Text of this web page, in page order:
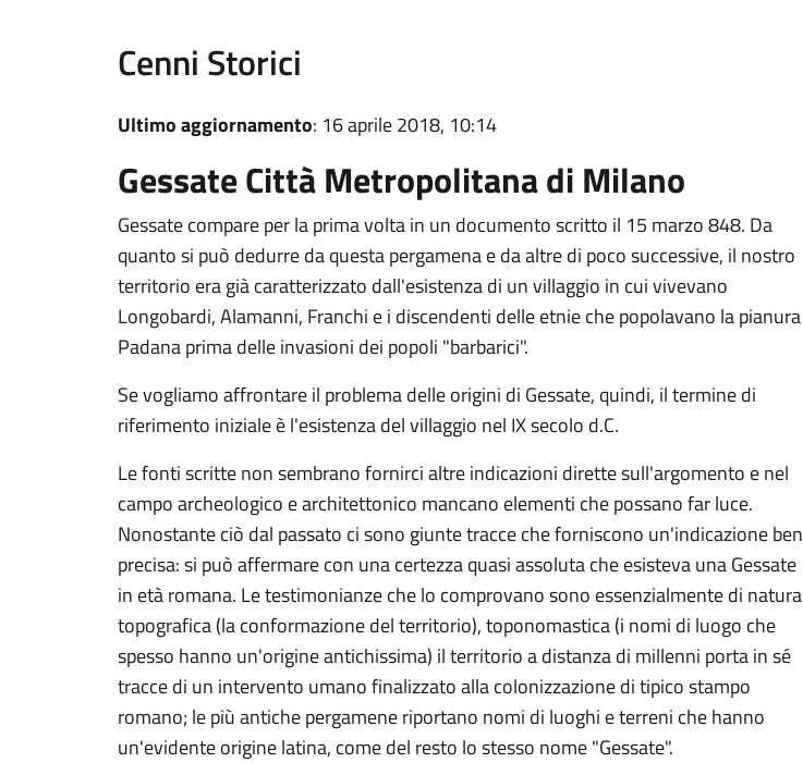
Cenni Storici
Ultimo aggiornamento: 16 aprile 2018, 10:14
Gessate Città Metropolitana di Milano
Gessate compare per la prima volta in un documento scritto il 15 marzo 848. Da
quanto si può dedurre da questa pergamena e da altre di poco successive, il nostro
territorio era già caratterizzato dall'esistenza di un villaggio in cui vivevano
Longobardi, Alamanni, Franchi e i discendenti delle etnie che popolavano la pianura
Padana prima delle invasioni dei popoli "barbarici".
Se vogliamo affrontare il problema delle origini di Gessate, quindi, il termine di
riferimento iniziale è l'esistenza del villaggio nel IX secolo d.C.
Le fonti scritte non sembrano fornirci altre indicazioni dirette sull'argomento e nel
campo archeologico e architettonico mancano elementi che possano far luce.
Nonostante ciò dal passato ci sono giunte tracce che forniscono un'indicazione ben
precisa: si può affermare con una certezza quasi assoluta che esisteva una Gessate
in età romana. Le testimonianze che lo comprovano sono essenzialmente di natura
topografica (la conformazione del territorio), toponomastica (i nomi di luogo che
spesso hanno un'origine antichissima) il territorio a distanza di millenni porta in sé
tracce di un intervento umano finalizzato alla colonizzazione di tipico stampo
romano; le più antiche pergamene riportano nomi di luoghi e terreni che hanno
un'evidente origine latina, come del resto lo stesso nome "Gessate".